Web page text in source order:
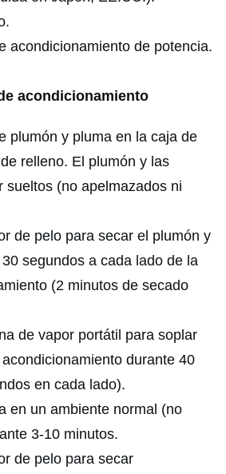
acondicionamiento de potencia.
acondicionamiento
plumón y pluma en la caja de
relleno. El plumón y las
sueltos (no apelmazados ni
de pelo para secar el plumón y
segundos a cada lado de la
(2 minutos de secado
de vapor portátil para soplar
durante 40
en cada lado).
en un ambiente normal (no
3-10 minutos.
de pelo para secar